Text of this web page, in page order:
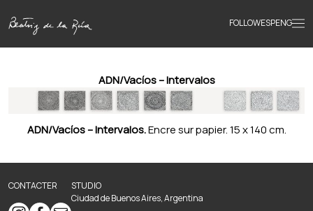
FOLLOWESPENG
Accueil
Œuvres
Textes
ADN/Vacíos – Intervalos
ADN/Vacíos – Intervalos.Encre sur papier. 15 x 140 cm.
CONTACTER
STUDIO
Ciudad de Buenos Aires, Argentina